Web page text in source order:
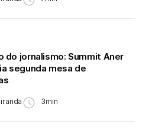
do jornalismo: Summit Aner
segunda mesa de
3min